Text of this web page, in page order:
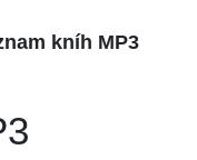
kníh MP3